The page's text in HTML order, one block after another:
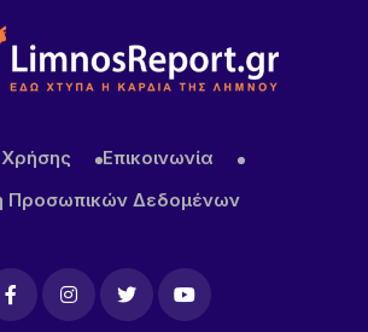
Επικοινωνία
Προσωπικών Δεδομένων